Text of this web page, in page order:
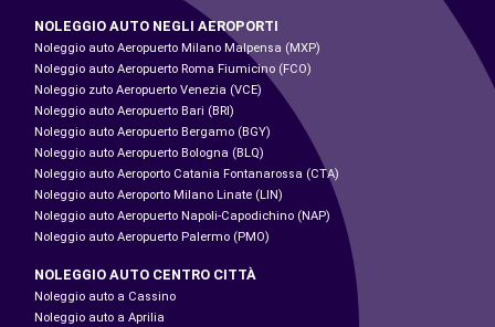
NOLEGGIO AUTO NEGLI AEROPORTI
Noleggio auto Aeropuerto Milano Malpensa (MXP)
Noleggio auto Aeropuerto Roma Fiumicino (FCO)
Noleggio zuto Aeropuerto Venezia (VCE)
Noleggio auto Aeropuerto Bari (BRI)
Noleggio auto Aeropuerto Bergamo (BGY)
Noleggio auto Aeropuerto Bologna (BLQ)
Noleggio auto Aeroporto Catania Fontanarossa (CTA)
Noleggio auto Aeroporto Milano Linate (LIN)
Noleggio auto Aeropuerto Napoli-Capodichino (NAP)
Noleggio auto Aeropuerto Palermo (PMO)
NOLEGGIO AUTO CENTRO CITTÀ
Noleggio auto a Cassino
Noleggio auto a Aprilia